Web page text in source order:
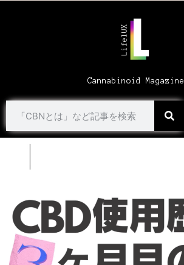
Cannabinoid Magazine